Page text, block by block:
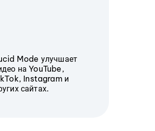
Mode улучшает
на YouTube,
Instagram и
сайтах.